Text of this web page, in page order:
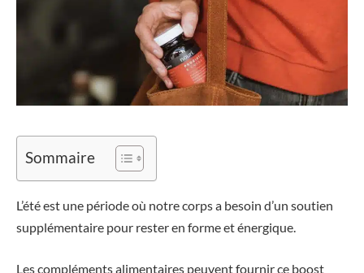
Sommaire
L’été est une période où notre corps a besoin d’un soutien
supplémentaire pour rester en forme et énergique.
Les compléments alimentaires peuvent fournir ce boost